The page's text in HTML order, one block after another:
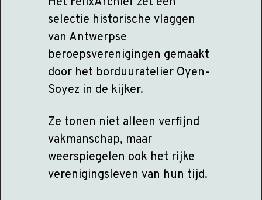
selectie historische vlaggen
van Antwerpse
beroepsverenigingen gemaakt
door het borduuratelier Oyen-
Soyez in de kijker.
Ze tonen niet alleen verfijnd
vakmanschap, maar
weerspiegelen ook het rijke
verenigingsleven van hun tijd.